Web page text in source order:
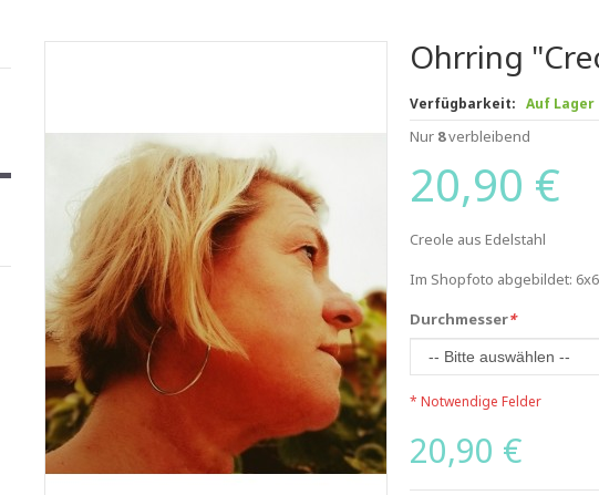
Ohrring
Verfügbarkeit: Auf Lager
Nur 8verbleibend
20,90 €
Creole aus Edelstahl
Im Shopfoto abgebildet:
*
Durchmesser
* Notwendige Felder
20,90 €